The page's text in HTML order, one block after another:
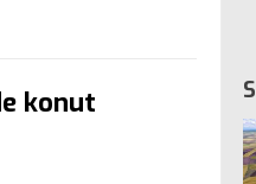
konut